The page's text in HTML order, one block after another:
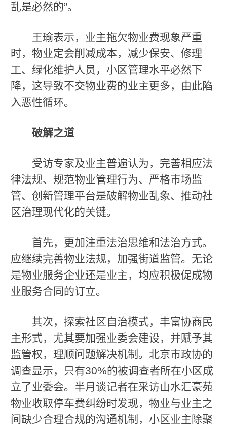
乱是必然的”。
王瑜表示，业主拖欠物业费现象严重
时，物业定会削减成本，减少保安、修理
工、绿化维护人员，小区管理水平必然下
降，这导致不交物业费的业主更多，由此陷
入恶性循环。
破解之道
受访专家及业主普遍认为，完善相应法
律法规、规范物业管理行为、严格市场监
管、创新管理平台是破解物业乱象、推动社
区治理现代化的关键。
首先，更加注重法治思维和法治方式。
应继续完善物业法规，加强街道监管。无论
是物业服务企业还是业主，均应积极促成物
业服务合同的订立。
其次，探索社区自治模式，丰富协商民
主形式，尤其要加强业委会建设，并赋予其
监管权，理顺问题解决机制。北京市政协的
调查显示，只有30%的被调查者所在小区成
立了业委会。半月谈记者在采访山水汇豪苑
物业收取停车费纠纷时发现，物业与业主之
间缺少合理合规的沟通机制，小区业主除聚